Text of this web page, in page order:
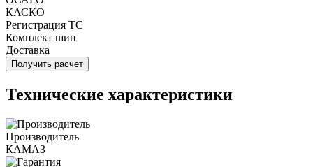
КАСКО
Регистрация ТС
Комплект шин
Доставка
Получить расчет
Технические характеристики
Производитель
КАМАЗ